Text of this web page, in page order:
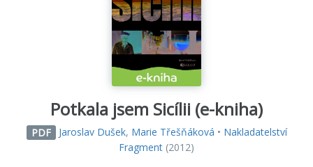
Potkala jsem Sicílii (e-kniha)
PDF Jaroslav Dušek, Marie Třešňáková • Nakladatelství
Fragment (2012)